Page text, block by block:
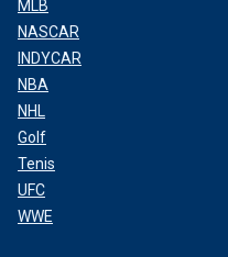
MLB
NASCAR
INDYCAR
NBA
NHL
Golf
Tenis
UFC
WWE